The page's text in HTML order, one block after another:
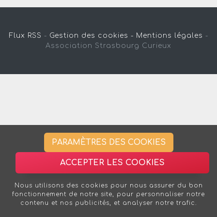
Flux RSS - Gestion des cookies - Mentions légales -
Association Strasbourg Curieux
PARAMÈTRES DES COOKIES
ACCEPTER LES COOKIES
Nous utilisons des cookies pour nous assurer du bon
fonctionnement de notre site, pour personnaliser notre
contenu et nos publicités, et analyser notre trafic.